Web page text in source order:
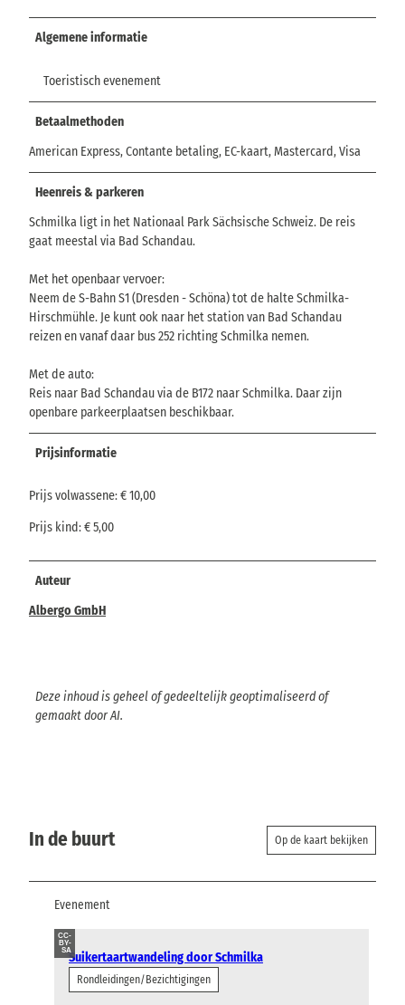
Algemene informatie
Toeristisch evenement
Betaalmethoden
American Express, Contante betaling, EC-kaart, Mastercard, Visa
Heenreis & parkeren
Schmilka ligt in het Nationaal Park Sächsische Schweiz. De reis
gaat meestal via Bad Schandau.
Met het openbaar vervoer:
Neem de S-Bahn S1 (Dresden - Schöna) tot de halte Schmilka-
Hirschmühle. Je kunt ook naar het station van Bad Schandau
reizen en vanaf daar bus 252 richting Schmilka nemen.
Met de auto:
Reis naar Bad Schandau via de B172 naar Schmilka. Daar zijn
openbare parkeerplaatsen beschikbaar.
Prijsinformatie
Prijs volwassene: € 10,00
Prijs kind: € 5,00
Auteur
Albergo GmbH
Deze inhoud is geheel of gedeeltelijk geoptimaliseerd of
gemaakt door AI.
In de buurt Op de kaart bekijken
Evenement
CC-
BY-
SASuikertaartwandeling door Schmilka
Rondleidingen/Bezichtigingen